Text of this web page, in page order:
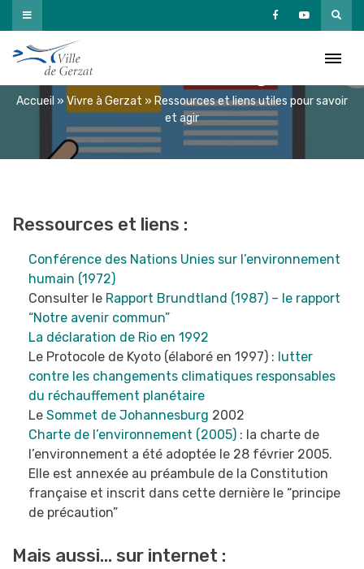
Passer
au
contenuRessources et liens utiles
pour savoir et agir
Accueil » Vivre à Gerzat » Ressources et liens utiles pour savoir
et agir
Ressources et liens :
Conférence des Nations Unies sur l’environnement
humain (1972)
Consulter le Rapport Brundtland (1987) – le rapport
“Notre avenir commun”
La déclaration de Rio en 1992
Le Protocole de Kyoto (élaboré en 1997) : lutter
contre les changements climatiques responsables
du réchauffement planétaire
Le Sommet de Johannesburg 2002
Charte de l’environnement (2005) : la charte de
l’environnement a été adoptée le 28 février 2005.
Elle est annexée au préambule de la Constitution
française et inscrit dans cette dernière le “principe
de précaution”
Mais aussi… sur internet :